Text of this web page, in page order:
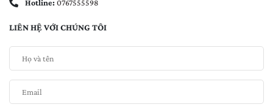
Hotline:0767555598
LIÊN HỆ VỚI CHÚNG TÔI